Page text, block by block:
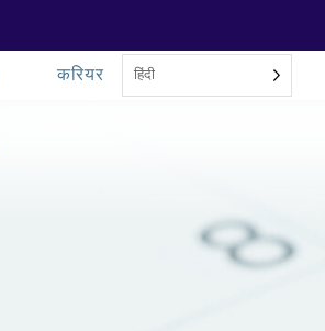
करियर हिंदी